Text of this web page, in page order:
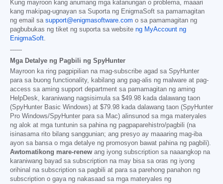
Kung mayroon kang anumang mga katanungan o problema, maaari
kang makipag-ugnayan sa Suporta ng EnigmaSoft sa pamamagitan
ng email sa support@enigmasoftware.com o sa pamamagitan ng
pagbubukas ng tiket ng suporta sa website ng MyAccount ng
EnigmaSoft.
------
Mga Detalye ng Pagbili ng SpyHunter
Mayroon ka ring pagpipilian na mag-subscribe agad sa SpyHunter
para sa buong functionality, kabilang ang pag-alis ng malware at pag-
access sa aming support department sa pamamagitan ng aming
HelpDesk, karaniwang nagsisimula sa $49.98 kada dalawang taon
(SpyHunter Basic Windows) at $79.98 kada dalawang taon (SpyHunter
Pro Windows/SpyHunter para sa Mac) alinsunod sa mga materyales
ng alok at mga tuntunin sa pahina ng pagpaparehistro/pagbili (na
isinasama rito bilang sanggunian; ang presyo ay maaaring mag-iba
ayon sa bansa o mga detalye ng promosyon bawat pahina ng pagbili).
Awtomatikong mare-renew ang iyong subscription sa naaangkop na
karaniwang bayad sa subscription na may bisa sa oras ng iyong
orihinal na subscription sa pagbili at para sa parehong panahon ng
subscription o gaya ng nakasaad sa mga materyales ng